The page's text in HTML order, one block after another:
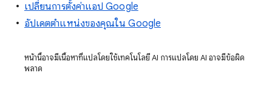
เปลี่ยนการตั้งค่าแอป Google
อัปเดตตำแหน่งของคุณใน Google
หน้านี้อาจมีเนื้อหาที่แปลโดยใช้เทคโนโลยี AI การแปลโดย AI อาจมีข้อผิด
พลาด